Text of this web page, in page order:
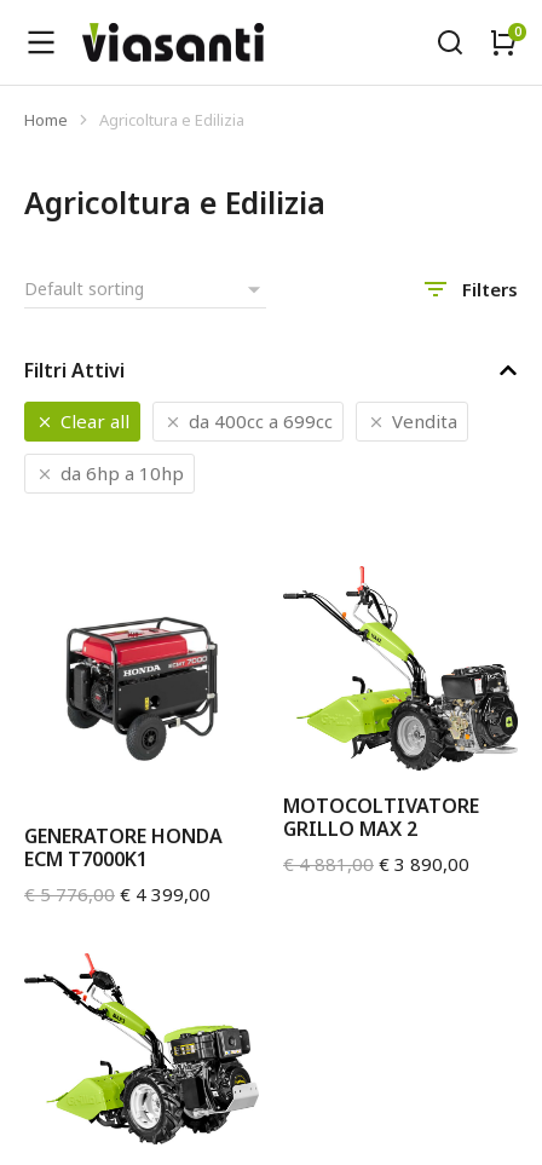
Tu sei qui:
Home Agricoltura e Edilizia
Agricoltura e Edilizia
Filters
Filtri Attivi
Clear all da 400cc a 699cc Vendita
da 6hp a 10hp
GENERATORE HONDA
ECM T7000K1
€5 776,00 € 4 399,00
MOTOCOLTIVATORE
GRILLO MAX 2
€4 881,00 € 3 890,00